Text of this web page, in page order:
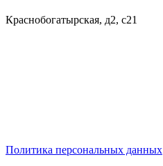
Краснобогатырская, д2, с21
Политика персональных данных